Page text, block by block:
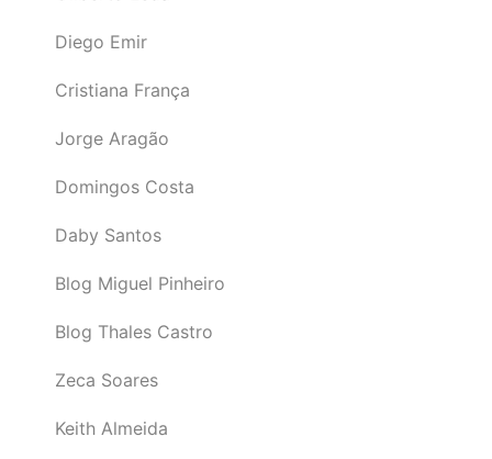
Diego Emir
Cristiana França
Jorge Aragão
Domingos Costa
Daby Santos
Blog Miguel Pinheiro
Blog Thales Castro
Zeca Soares
Keith Almeida